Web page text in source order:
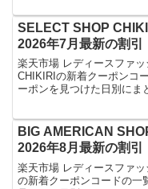
SELECT SHOP
2026年7月最新の割引
楽天市場 レディースファ
CHIKIRIの新着クーポンコ
ーポンを見つけた日別にま
BIG AMERICAN
2026年8月最新の割引
楽天市場 レディースファ
の新着クーポンコードの一